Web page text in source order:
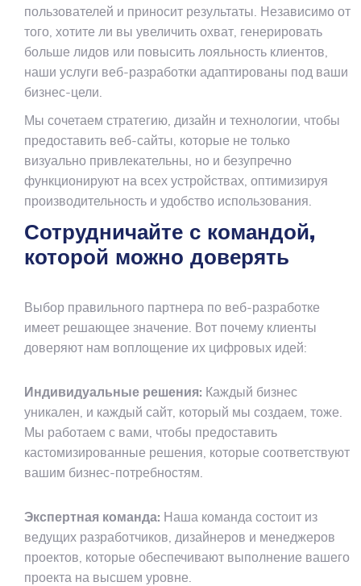
пользователей и приносит результаты. Независимо от
того, хотите ли вы увеличить охват, генерировать
больше лидов или повысить лояльность клиентов,
наши услуги веб-разработки адаптированы под ваши
бизнес-цели.
Мы сочетаем стратегию, дизайн и технологии, чтобы
предоставить веб-сайты, которые не только
визуально привлекательны, но и безупречно
функционируют на всех устройствах, оптимизируя
производительность и удобство использования.
Сотрудничайте с командой,
которой можно доверять
Выбор правильного партнера по веб-разработке
имеет решающее значение. Вот почему клиенты
доверяют нам воплощение их цифровых идей:
Индивидуальные решения: Каждый бизнес
уникален, и каждый сайт, который мы создаем, тоже.
Мы работаем с вами, чтобы предоставить
кастомизированные решения, которые соответствуют
вашим бизнес-потребностям.
Экспертная команда: Наша команда состоит из
ведущих разработчиков, дизайнеров и менеджеров
проектов, которые обеспечивают выполнение вашего
проекта на высшем уровне.